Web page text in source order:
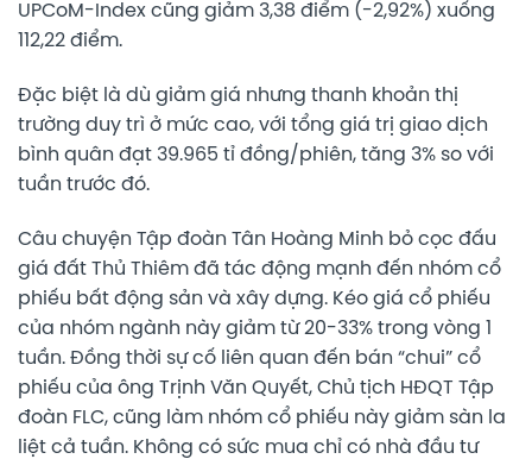
UPCoM-Index cũng giảm 3,38 điểm (-2,92%) xuống
112,22 điểm.
Đặc biệt là dù giảm giá nhưng thanh khoản thị
trường duy trì ở mức cao, với tổng giá trị giao dịch
bình quân đạt 39.965 tỉ đồng/phiên, tăng 3% so với
tuần trước đó.
Câu chuyện Tập đoàn Tân Hoàng Minh bỏ cọc đấu
giá đất Thủ Thiêm đã tác động mạnh đến nhóm cổ
phiếu bất động sản và xây dựng. Kéo giá cổ phiếu
của nhóm ngành này giảm từ 20-33% trong vòng 1
tuần. Đồng thời sự cố liên quan đến bán “chui” cổ
phiếu của ông Trịnh Văn Quyết, Chủ tịch HĐQT Tập
đoàn FLC, cũng làm nhóm cổ phiếu này giảm sàn la
liệt cả tuần. Không có sức mua chỉ có nhà đầu tư